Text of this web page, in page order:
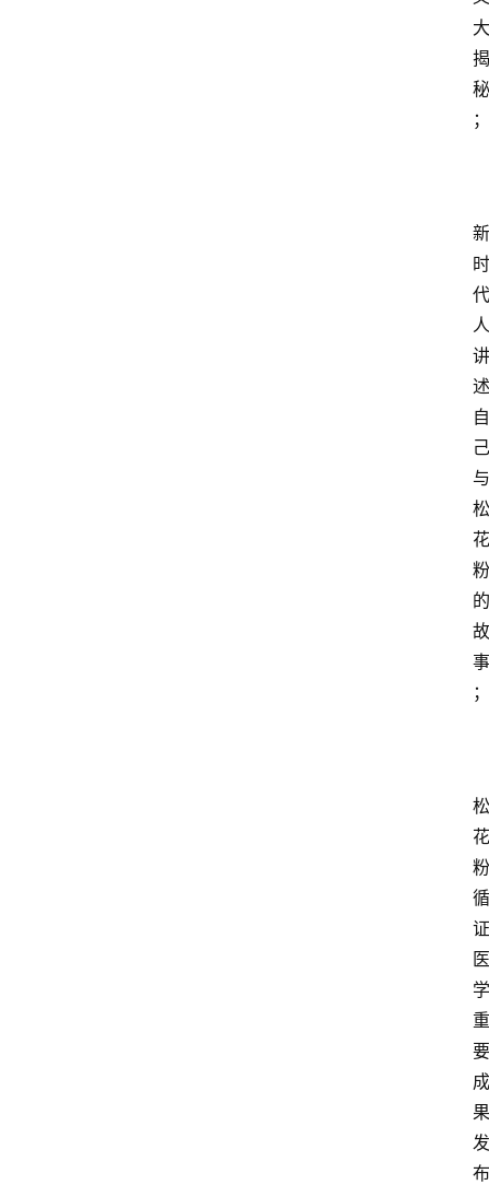
大
揭
秘
；
新
时
代
人
讲
述
自
己
与
松
花
粉
的
故
事
；
松
花
粉
循
证
医
学
重
要
成
果
发
布